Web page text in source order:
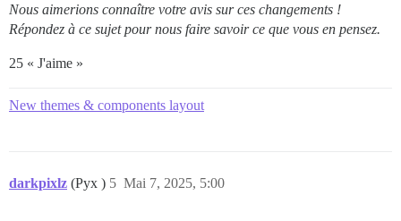
Nous aimerions connaître votre avis sur ces changements !
Répondez à ce sujet pour nous faire savoir ce que vous en pensez.
25 « J'aime »
New themes & components layout
darkpixlz (Pyx ) Mai 7, 2025, 5:00
5